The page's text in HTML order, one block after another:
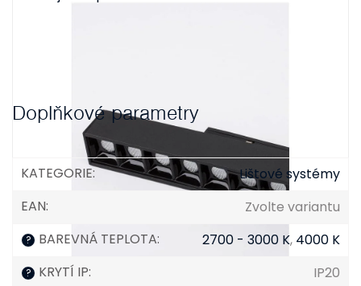
Doplňkové parametry
KATEGORIE:
Lištové systémy
EAN: Zvolte variantu
? BAREVNÁ TEPLOTA: 2700 - 3000 K, 4000 K
? KRYTÍ IP: IP20